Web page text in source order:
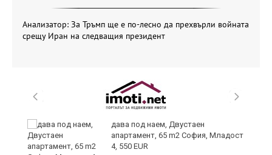
Анализатор: За Тръмп ще е по-лесно да прехвърли войната
срещу Иран на следващия президент
дава под наем, Двустаен
апартамент, 65 m2 София, Младост
4, 550 EUR